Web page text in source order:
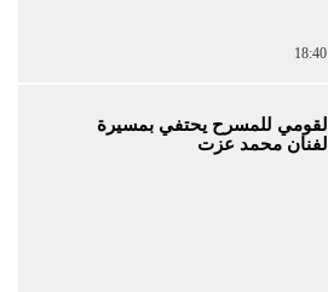
القومي للمسرح يحتفي بمسيرة
الفنان محمد عزت